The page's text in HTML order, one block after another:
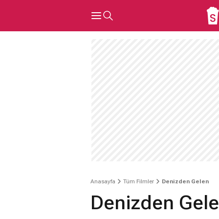
Anasayfa Tüm Filmler Denizden Gelen
Denizden